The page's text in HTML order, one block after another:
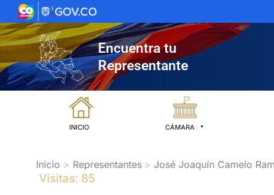
al
contenido
Encuentra tu
Representante
INICIO CÁMARA
Inicio Representantes José Joaquín Camelo
Visitas: 85